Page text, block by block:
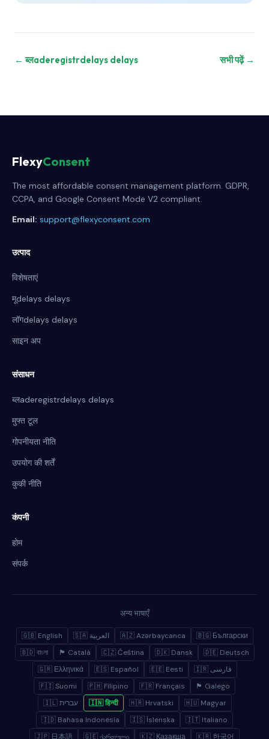
← ब्लaderegistrdelays delays सभी पढ़ें →
FlexyConsent
The most affordable consent management platform. GDPR,
CCPA, and Google Consent Mode V2 compliant.
Email: support@flexyconsent.com
उत्पाद
विशेषताएं
मूdelays delays
लॉगdelays delays
साइन अप
संसाधन
ब्लaderegistrdelays delays
मुफ्त टूल
गोपनीयता नीति
उपयोग की शर्तें
कुकी नीति
कंपनी
होम
संपर्क
अन्य भाषाएँ
🇬🇧 English 🇸🇦 العربية 🇦🇿 Azərbaycanca
🇧🇬 Български
🇧🇩 বাংলা
🏴 Català 🇨🇿 Čeština 🇩🇰 Dansk
🇩🇪 Deutsch
🇬🇷 Ελληνικά
🇪🇸 Español 🇪🇪 Eesti
🇮🇷 فارسی
🇫🇮 Suomi
🇵🇭 Filipino 🇫🇷 Français
🏴 Galego
🇮🇱 עברית
🇮🇳 हिन्दी 🇭🇷 Hrvatski
🇭🇺 Magyar
🇮🇩 Bahasa Indonesia
🇮🇸 Íslenska
🇮🇹 Italiano
🇯🇵 日本語
🇬🇪 ქართული 🇰🇿 Қазақша 🇰🇷 한국어